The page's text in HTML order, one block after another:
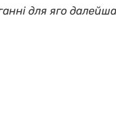
для яго